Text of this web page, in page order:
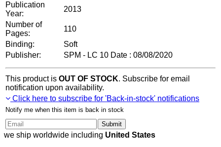
Publication
Year:
2013
Number of
Pages:
110
Binding:
Soft
Publisher:
SPM - LC 10 Date : 08/08/2020
This product is OUT OF STOCK. Subscribe for email
notification upon availability.
Click here to subscribe for 'Back-in-stock' notifications
Notify me when this item is back in stock
Submit
we ship worldwide including United States